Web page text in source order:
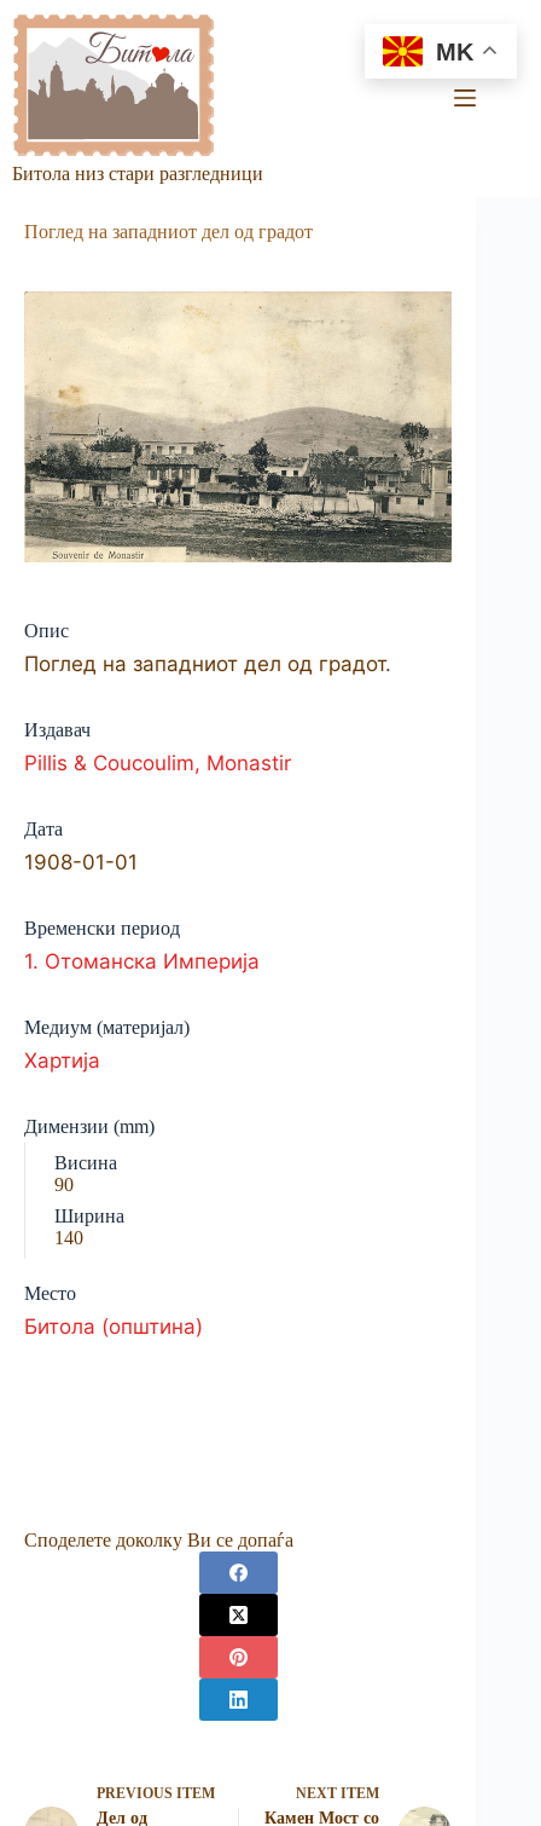
content
Битола низ стари разгледници
Поглед на западниот дел од градот
Опис
Поглед на западниот дел од градот.
Издавач
Pillis & Coucoulim, Monastir
Дата
1908-01-01
Временски период
1. Отоманска Империја
Медиум (материјал)
Хартија
Димензии (mm)
Висина
90
Ширина
140
Место
Битола (општина)
Споделете доколку Ви се допаѓа
PREVIOUS ITEM
Дел од
NEXT ITEM
Камен Мост со
MK